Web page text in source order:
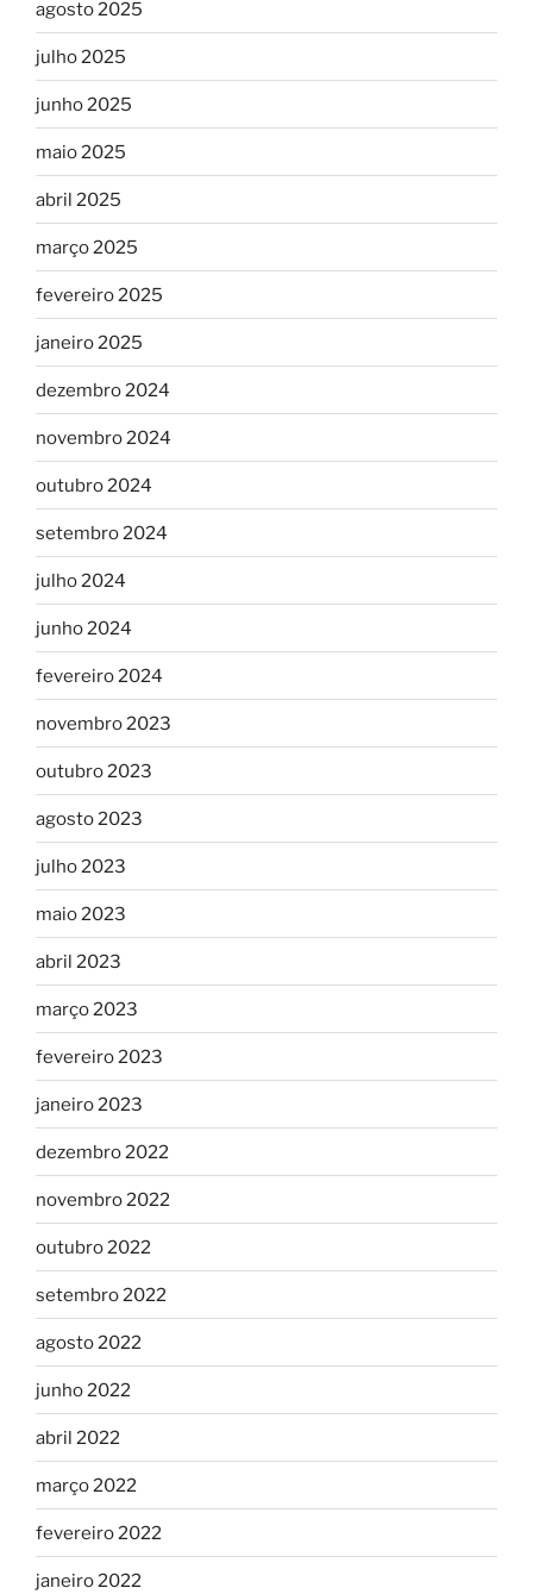
agosto 2025
julho 2025
junho 2025
maio 2025
abril 2025
março 2025
fevereiro 2025
janeiro 2025
dezembro 2024
novembro 2024
outubro 2024
setembro 2024
julho 2024
junho 2024
fevereiro 2024
novembro 2023
outubro 2023
agosto 2023
julho 2023
maio 2023
abril 2023
março 2023
fevereiro 2023
janeiro 2023
dezembro 2022
novembro 2022
outubro 2022
setembro 2022
agosto 2022
junho 2022
abril 2022
março 2022
fevereiro 2022
janeiro 2022